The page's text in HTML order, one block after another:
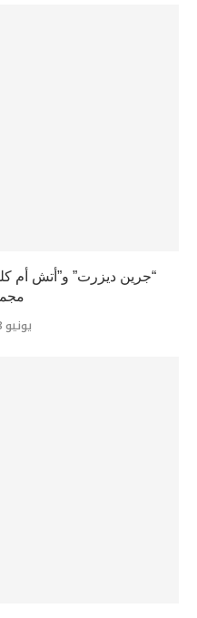
“جرين ديزرت” و”أتش أم
يونيو 18, 2025